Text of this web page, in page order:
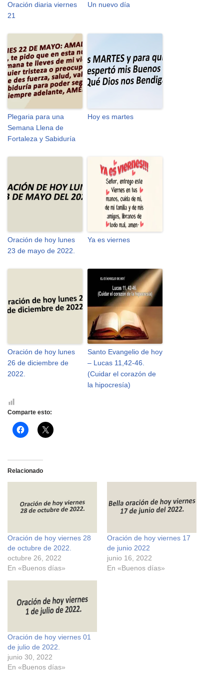
Oración diaria viernes
21
Un nuevo día
Plegaria para una
Semana Llena de
Fortaleza y Sabiduría
Hoy es martes
Oración de hoy lunes
23 de mayo de 2022.
Ya es viernes
Oración de hoy lunes
26 de diciembre de
2022.
Santo Evangelio de hoy
– Lucas 11,42-46.
(Cuidar el corazón de
la hipocresía)
Comparte esto:
H
a
i
c
p
a
o
m
r
t
i
r
e
n
F
o
o
k
S
e
a
b
r
e
e
H
a
a
o
m
r
t
i
r
e
n
X
a
b
r
n
u
n
a
v
e
n
Relacionado
Oración de hoy viernes 28
de octubre de 2022.
octubre 26, 2022
En «Buenos días»
Oración de hoy viernes 17
de junio 2022
junio 16, 2022
En «Buenos días»
Oración de hoy viernes 01
de julio de 2022.
junio 30, 2022
En «Buenos días»